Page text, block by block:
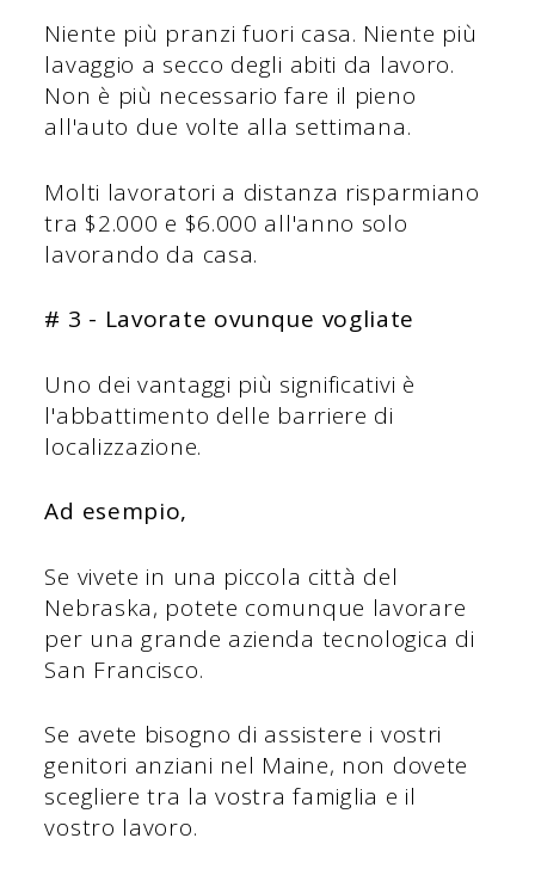
Niente più pranzi fuori casa. Niente più
lavaggio a secco degli abiti da lavoro.
Non è più necessario fare il pieno
all'auto due volte alla settimana.
Molti lavoratori a distanza risparmiano
tra $2.000 e $6.000 all'anno solo
lavorando da casa.
# 3 - Lavorate ovunque vogliate
Uno dei vantaggi più significativi è
l'abbattimento delle barriere di
localizzazione.
Ad esempio,
Se vivete in una piccola città del
Nebraska, potete comunque lavorare
per una grande azienda tecnologica di
San Francisco.
Se avete bisogno di assistere i vostri
genitori anziani nel Maine, non dovete
scegliere tra la vostra famiglia e il
vostro lavoro.